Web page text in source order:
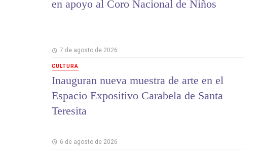
en apoyo al Coro Nacional de Niños
7 de agosto de 2026
CULTURA
Inauguran nueva muestra de arte en el
Espacio Expositivo Carabela de Santa
Teresita
6 de agosto de 2026